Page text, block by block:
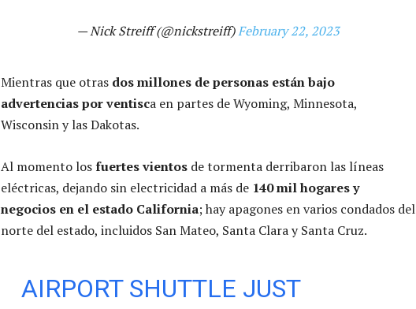
— Nick Streiff (@nickstreiff)February 22, 2023
Mientras que otras dos millones de personas están bajo
advertencias por ventisca en partes de Wyoming, Minnesota,
Wisconsin y las Dakotas.
Al momento losfuertes vientos de tormenta derribaron las líneas
eléctricas, dejando sin electricidad a más de 140 mil hogares y
negocios en el estado California; hay apagones en varios condados del
norte del estado, incluidos San Mateo, Santa Clara y Santa Cruz.
AIRPORT SHUTTLE JUST